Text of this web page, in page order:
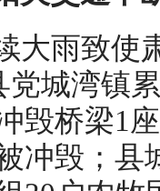
大雨致使
党城湾镇
毁桥梁1
冲毁；县